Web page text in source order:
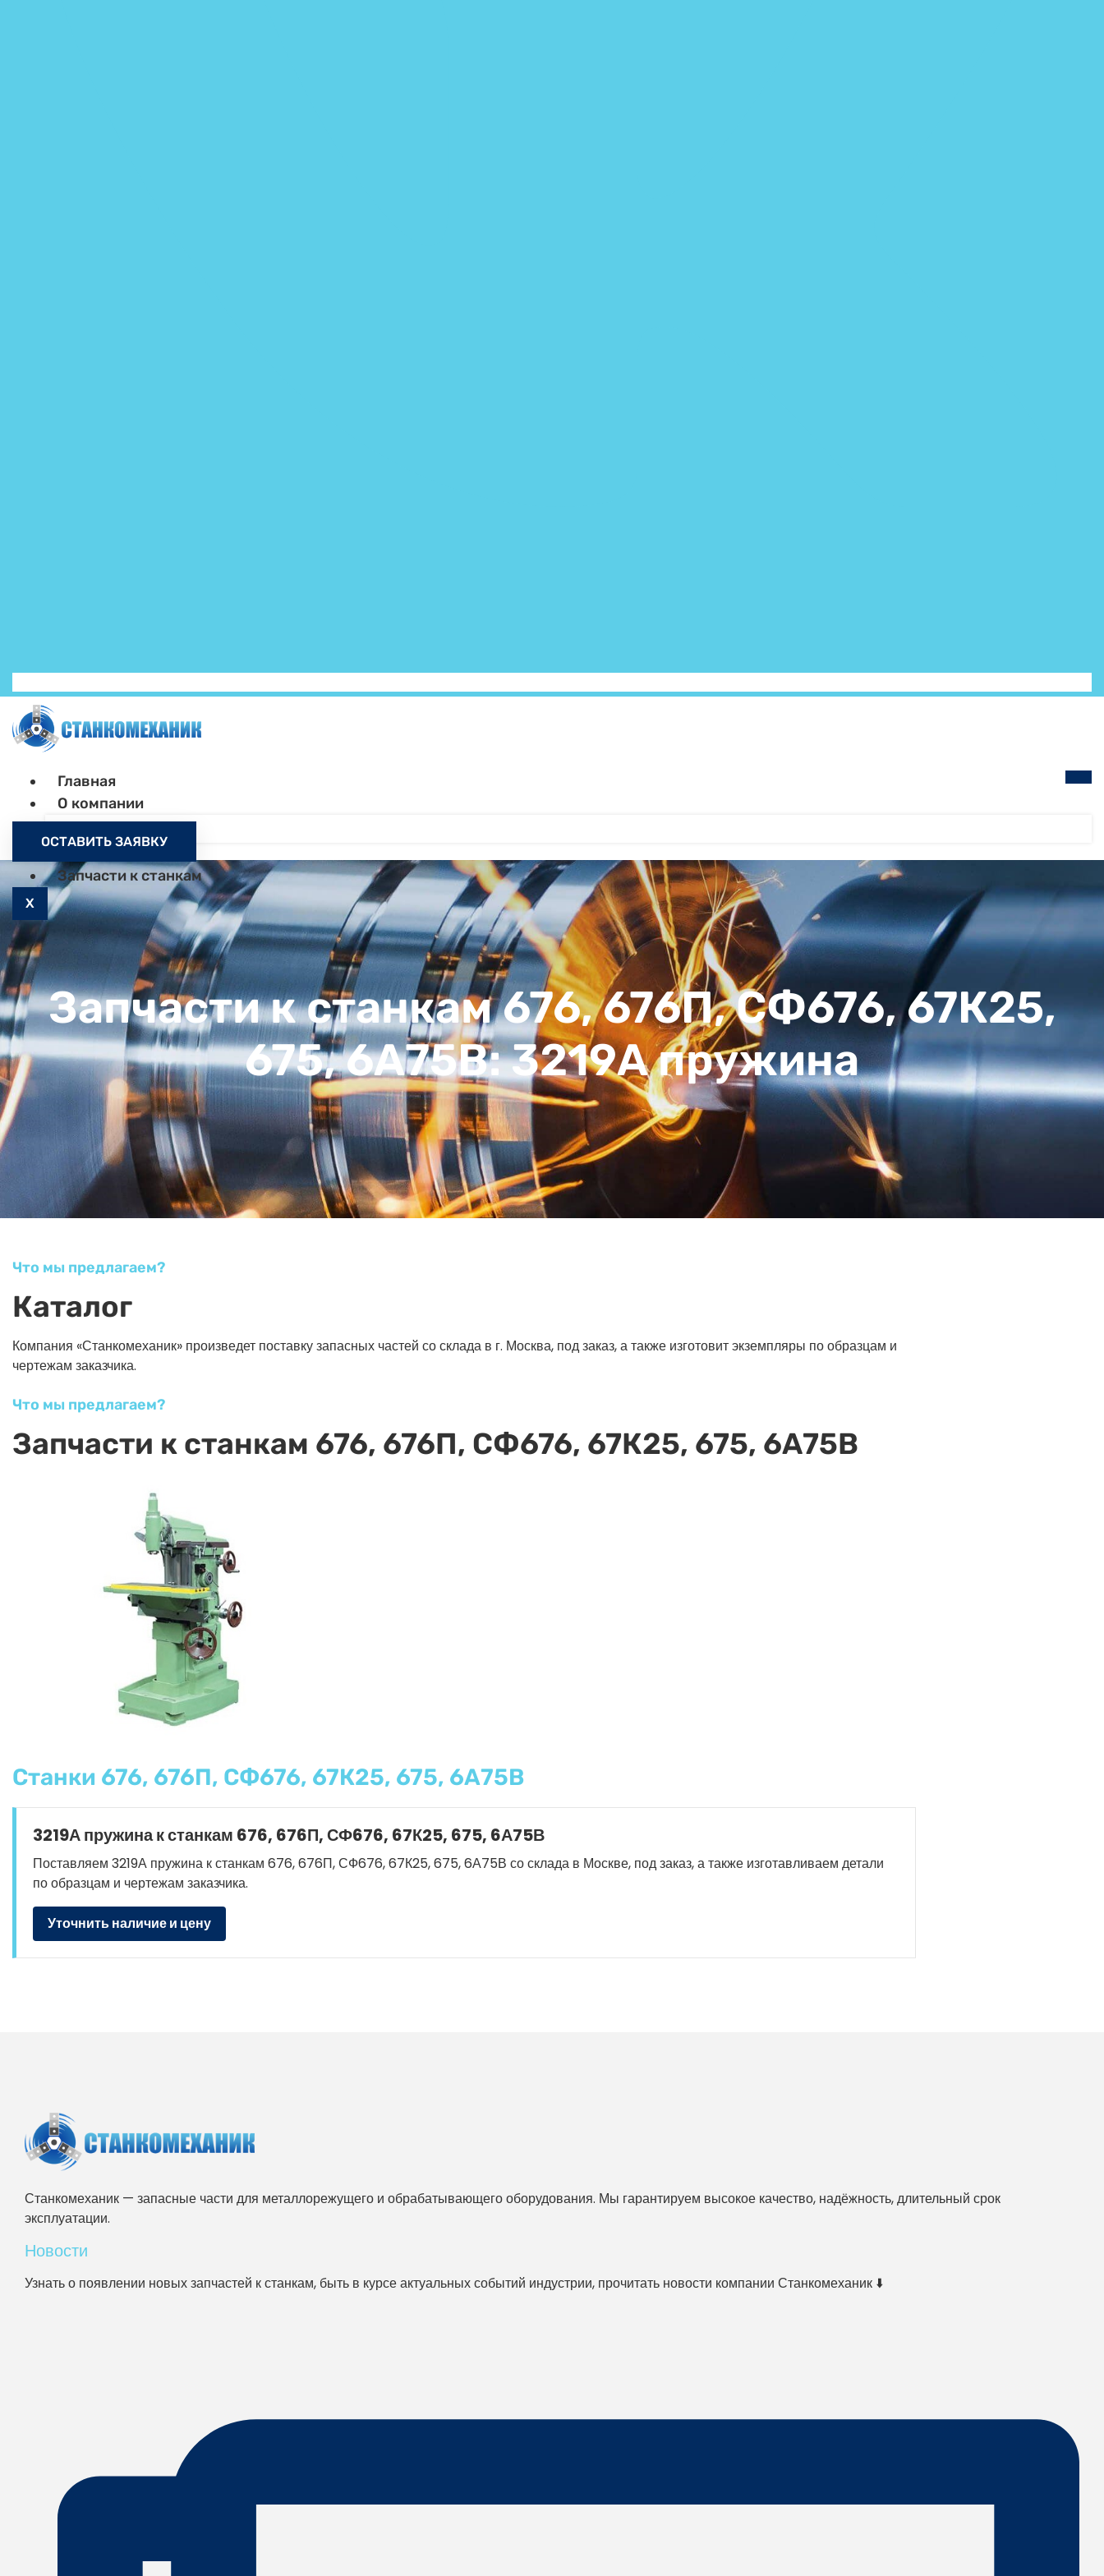
Главная
О компании
Запчасти к станкам
X
ОСТАВИТЬ ЗАЯВКУ
Запчасти к станкам 676, 676П, СФ676, 67К25,
675, 6А75В: 3219А пружина
Что мы предлагаем?
Каталог
Компания «Станкомеханик» произведет поставку запасных частей со склада в г. Москва, под заказ, а также изготовит экземпляры по образцам и
чертежам заказчика.
Что мы предлагаем?
Запчасти к станкам 676, 676П, СФ676, 67К25, 675, 6А75В
Станки 676, 676П, СФ676, 67К25, 675, 6А75В
3219А пружина к станкам 676, 676П, СФ676, 67К25, 675, 6А75В
Поставляем 3219А пружина к станкам 676, 676П, СФ676, 67К25, 675, 6А75В со склада в Москве, под заказ, а также изготавливаем детали
по образцам и чертежам заказчика.
Уточнить наличие и цену
Станкомеханик — запасные части для металлорежущего и обрабатывающего оборудования. Мы гарантируем высокое качество, надёжность, длительный срок
эксплуатации.
Новости
Узнать о появлении новых запчастей к станкам, быть в курсе актуальных событий индустрии, прочитать новости компании Станкомеханик ⬇️